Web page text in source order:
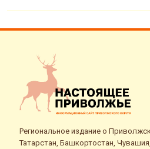
Региональное издание о
Татарстан, Башкортостан,